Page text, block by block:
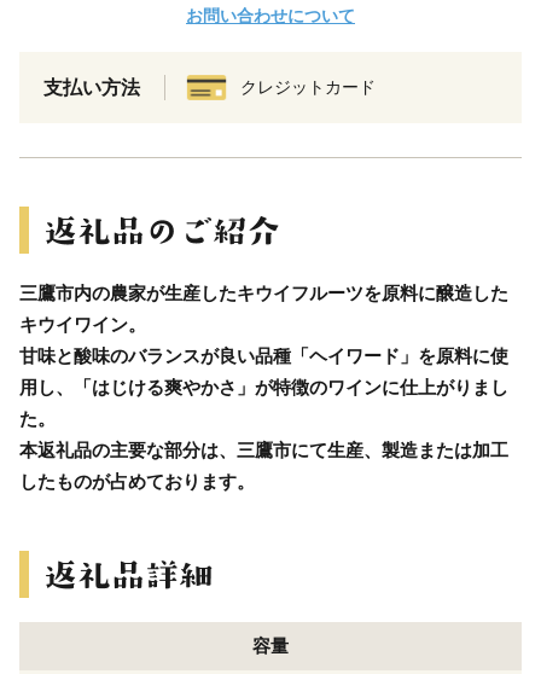
お問い合わせについて
支払い方法 クレジットカード
三鷹市内の農家が生産したキウイフルーツを原料に醸造した
キウイワイン。
甘味と酸味のバランスが良い品種「ヘイワード」を原料に使
用し、「はじける爽やかさ」が特徴のワインに仕上がりまし
た。
本返礼品の主要な部分は、三鷹市にて生産、製造または加工
したものが占めております。
容量